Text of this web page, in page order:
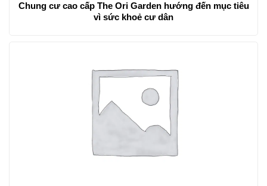
Chung cư cao cấp The Ori Garden hướng đến mục tiêu
vì sức khoẻ cư dân